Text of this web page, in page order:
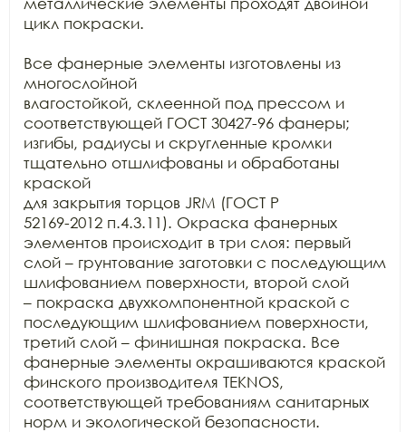
цикл покраски.
Все фанерные элементы изготовлены из
многослойной
влагостойкой, склеенной под прессом и
соответствующей ГОСТ 30427-96 фанеры;
изгибы, радиусы и скругленные кромки
тщательно отшлифованы и обработаны
краской
для закрытия торцов JRM (ГОСТ Р
52169-2012 п.4.3.11). Окраска фанерных
элементов происходит в три слоя: первый
слой – грунтование заготовки с последующим
шлифованием поверхности, второй слой
– покраска двухкомпонентной краской с
последующим шлифованием поверхности,
третий слой – финишная покраска. Все
фанерные элементы окрашиваются краской
финского производителя TEKNOS,
соответствующей требованиям санитарных
норм и экологической безопасности.